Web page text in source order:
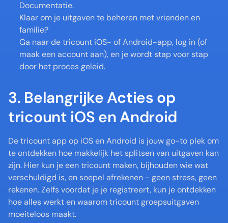
Documentatie.
Klaar om je uitgaven te beheren met vrienden en
familie?
Ga naar de tricount iOS- of Android-app, log in (of
maak een account aan), en je wordt stap voor stap
door het proces geleid.
3. Belangrijke Acties op
tricount iOS en Android
De tricount app op iOS en Android is jouw go-to plek om
te ontdekken hoe makkelijk het splitsen van uitgaven kan
zijn. Hier kun je een tricount maken, bijhouden wie wat
verschuldigd is, en soepel afrekenen - geen stress, geen
rekenen. Zelfs voordat je je registreert, kun je ontdekken
hoe alles werkt en waarom tricount groepsuitgaven
moeiteloos maakt.